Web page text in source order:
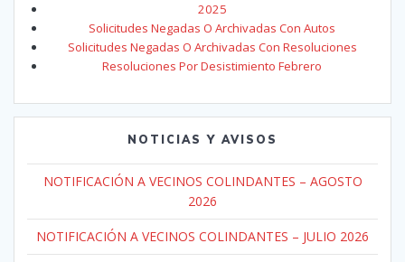
2025
Solicitudes Negadas O Archivadas Con Autos
Solicitudes Negadas O Archivadas Con Resoluciones
Resoluciones Por Desistimiento Febrero
NOTICIAS Y AVISOS
NOTIFICACIÓN A VECINOS COLINDANTES – AGOSTO
2026
NOTIFICACIÓN A VECINOS COLINDANTES – JULIO 2026